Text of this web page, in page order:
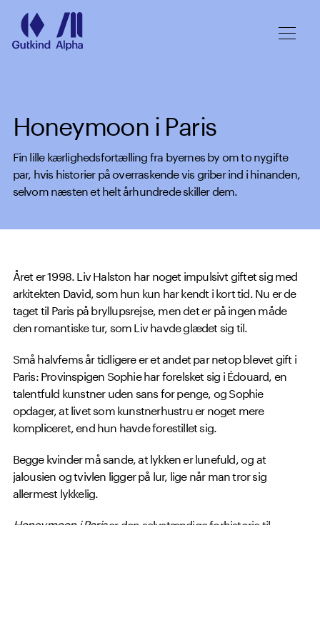
Spring til hovedindhold
Honeymoon i Paris
Fin lille kærlighedsfortælling fra byernes by om to nygifte
par, hvis historier på overraskende vis griber ind i hinanden,
selvom næsten et helt århundrede skiller dem.
Året er 1998. Liv Halston har noget impulsivt giftet sig med
arkitekten David, som hun kun har kendt i kort tid. Nu er de
taget til Paris på bryllupsrejse, men det er på ingen måde
den romantiske tur, som Liv havde glædet sig til.
Små halvfems år tidligere er et andet par netop blevet gift i
Paris: Provinspigen Sophie har forelsket sig i Édouard, en
talentfuld kunstner uden sans for penge, og Sophie
opdager, at livet som kunstnerhustru er noget mere
kompliceret, end hun havde forestillet sig.
Begge kvinder må sande, at lykken er lunefuld, og at
jalousien og tvivlen ligger på lur, lige når man tror sig
allermest lykkelig.
Honeymoon i Pariser den selvstændige forhistorie til